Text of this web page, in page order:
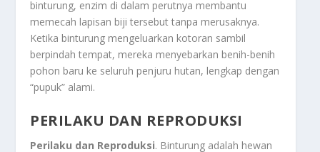
binturung, enzim di dalam perutnya membantu
memecah lapisan biji tersebut tanpa merusaknya.
Ketika binturung mengeluarkan kotoran sambil
berpindah tempat, mereka menyebarkan benih-benih
pohon baru ke seluruh penjuru hutan, lengkap dengan
“pupuk” alami.
PERILAKU DAN REPRODUKSI
Perilaku dan Reproduksi. Binturung adalah hewan